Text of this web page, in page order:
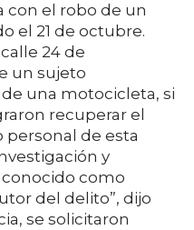
con el robo de un
el 21 de octubre.
24 de
un sujeto
una motocicleta, si
recuperar el
personal de esta
y
como
del delito”, dijo
se solicitaron